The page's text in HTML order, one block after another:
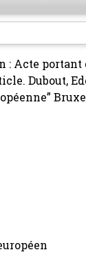
: Acte portant
Dubout,